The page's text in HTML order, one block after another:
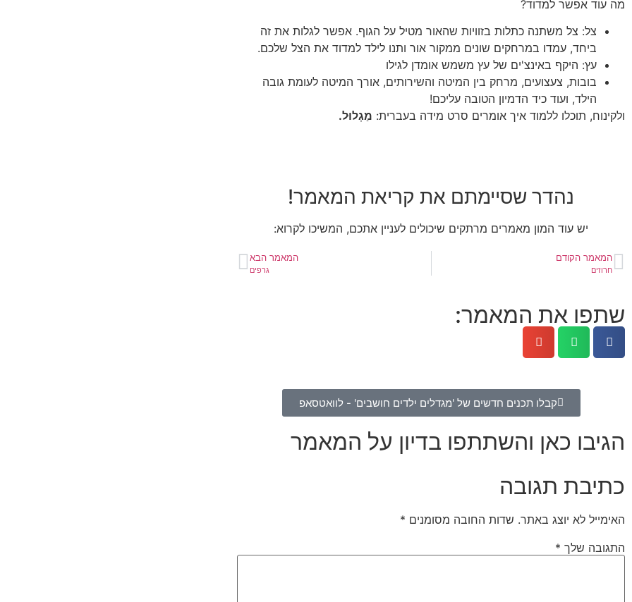
מה עוד אפשר למדוד?
צל: צל משתנה כתלות בזוויות שהאור מטיל על הגוף. אפשר לגלות את זה
ביחד, עמדו במרחקים שונים ממקור אור ותנו לילד למדוד את הצל שלכם.
עץ: היקף באינצ'ים של עץ משמש אומדן לגילו
בובות, צעצועים, מרחק בין המיטה והשירותים, אורך המיטה לעומת גובה
הילד, ועוד כיד הדמיון הטובה עליכם!
ולקינוח, תוכלו ללמוד איך אומרים סרט מידה בעברית: מַגְלוּל.
נהדר שסיימתם את קריאת המאמר!
יש עוד המון מאמרים מרתקים שיכולים לעניין אתכם, המשיכו לקרוא:
המאמר הקודם
חרוזים
המאמר הבא
גרפים
שתפו את המאמר:
קבלו תכנים חדשים של 'מגדלים ילדים חושבים' - לוואטסאפ
הגיבו כאן והשתתפו בדיון על המאמר
כתיבת תגובה
האימייל לא יוצג באתר. שדות החובה מסומנים *
התגובה שלך *